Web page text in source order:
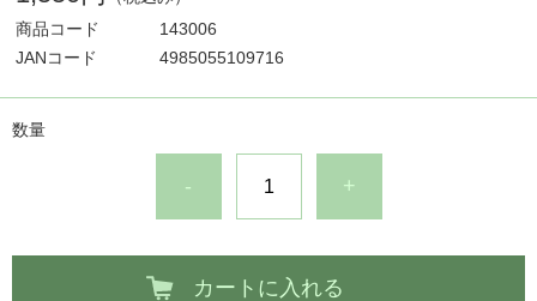
商品コード
143006
JANコード
4985055109716
数量
- +
カートに入れる